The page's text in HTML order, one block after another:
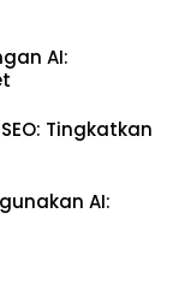
AI:
Tingkatkan
AI: